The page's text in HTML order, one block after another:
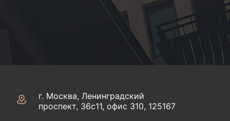
г. Москва, Ленинградский
проспект, 36с11, офис 310, 125167